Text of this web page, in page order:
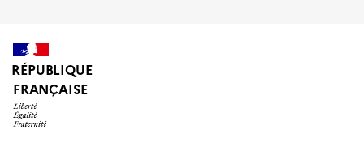
RÉPUBLIQUE
FRANÇAISE